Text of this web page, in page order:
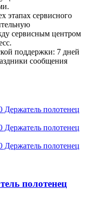
этапах сервисного
сервисным центром
поддержки: 7 дней
сообщения
полотенец